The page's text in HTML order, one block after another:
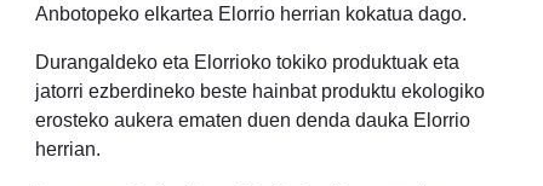
Anbotopeko elkartea Elorrio herrian kokatua dago.
Durangaldeko eta Elorrioko tokiko produktuak eta
jatorri ezberdineko beste hainbat produktu ekologiko
erosteko aukera ematen duen denda dauka Elorrio
herrian.